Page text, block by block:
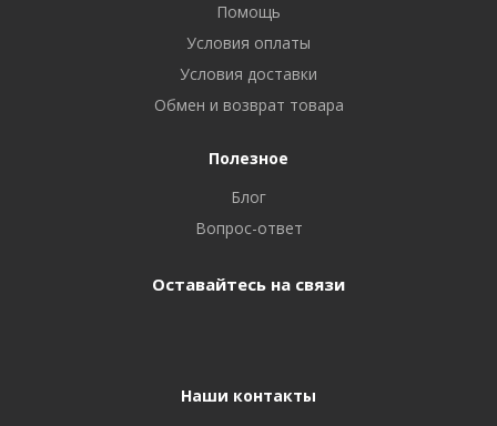
Помощь
Условия оплаты
Условия доставки
Обмен и возврат товара
Полезное
Блог
Вопрос-ответ
Оставайтесь на связи
Наши контакты